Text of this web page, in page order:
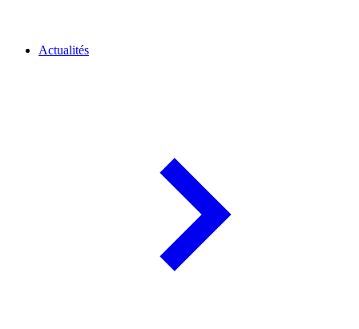
Actualités